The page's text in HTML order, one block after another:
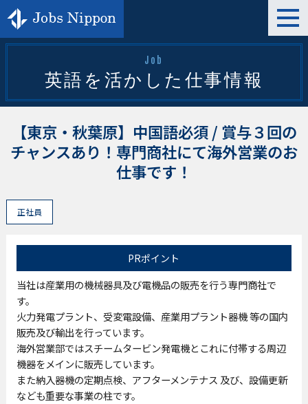
t
o
g
g
v
i
a
t
i
o
Job
英語を活かした仕事情報
【東京・秋葉原】中国語必須 / 賞与３回の
チャンスあり！専門商社にて海外営業のお
仕事です！
正社員
PRポイント
当社は産業用の機械器具及び電機品の販売を行う専門商社で
す。
火力発電プラント、受変電設備、産業用プラント器機 等の国内
販売及び輸出を行っています。
海外営業部ではスチームタービン発電機とこれに付帯する周辺
機器をメインに販売しています。
また納入器機の定期点検、アフターメンテナス 及び、設備更新
なども重要な事業の柱です。